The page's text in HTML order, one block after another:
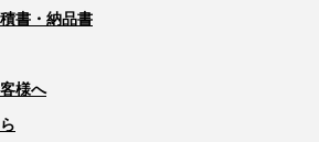
書・納品書
様へ